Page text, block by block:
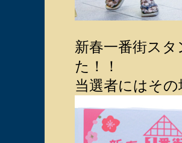
新春一番街ス
た！！
当選者にはそ